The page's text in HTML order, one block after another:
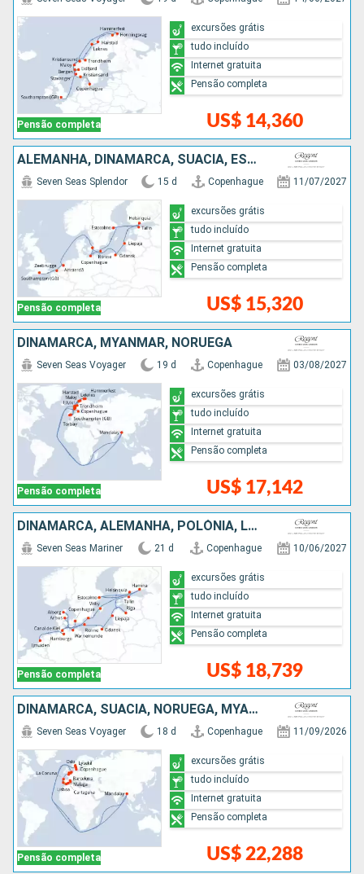
Pensão completa US$ 14,360
excursões grátis
tudo incluído
Internet gratuita
Pensão completa
ALEMANHA, DINAMARCA, SUÃCIA, ESTÃNIA, FINLÃNDIA, LETÔNIA, POLÓNIA, HOLANDA, BÉLGICA
Pensão completa
Seven Seas Splendor 15 d Copenhague 11/07/2027
US$ 15,320
excursões grátis
tudo incluído
Internet gratuita
Pensão completa
DINAMARCA, MYANMAR, NORUEGA
Pensão completa
Seven Seas Voyager 19 d Copenhague 03/08/2027
US$ 17,142
excursões grátis
tudo incluído
Internet gratuita
Pensão completa
DINAMARCA, ALEMANHA, POLÓNIA, LETÔNIA, ESTÃNIA, SUÃCIA, FINLÃNDIA, HOLANDA
Pensão completa
Seven Seas Mariner 21 d Copenhague 10/06/2027
US$ 18,739
excursões grátis
tudo incluído
Internet gratuita
Pensão completa
DINAMARCA, SUÃCIA, NORUEGA, MYANMAR, HOLANDA, BÉLGICA, FRANCIA, PORTUGAL, ESPANHA
Pensão completa
Seven Seas Voyager 18 d Copenhague 11/09/2026
US$ 22,288
excursões grátis
tudo incluído
Internet gratuita
Pensão completa